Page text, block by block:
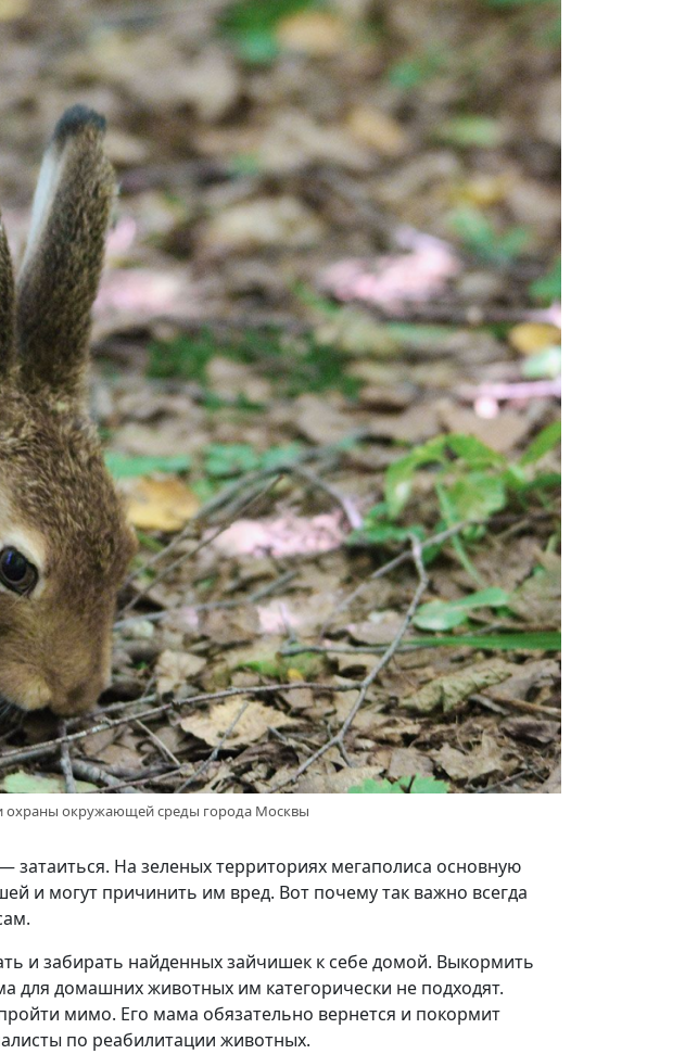
охраны окружающей среды города Москвы
На зеленых территориях мегаполиса основную
и могут причинить им вред. Вот почему так важно всегда
и забирать найденных зайчишек к себе домой. Выкормить
домашних животных им категорически не подходят.
мимо. Его мама обязательно вернется и покормит
по реабилитации животных.